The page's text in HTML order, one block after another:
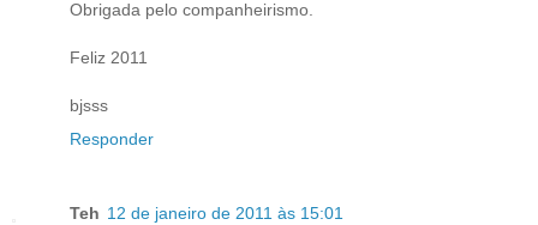
Obrigada pelo companheirismo.
Feliz 2011
bjsss
Responder
Teh 12 de janeiro de 2011 às 15:01